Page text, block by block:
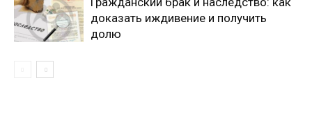
доказать иждивение и получить
долю